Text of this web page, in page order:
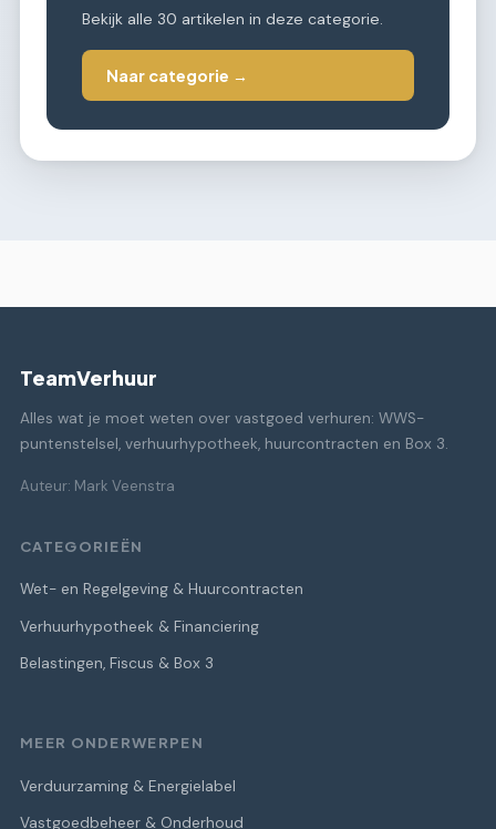
Bekijk alle 30 artikelen in deze categorie.
Naar categorie →
TeamVerhuur
Alles wat je moet weten over vastgoed verhuren: WWS-
puntenstelsel, verhuurhypotheek, huurcontracten en Box 3.
Auteur: Mark Veenstra
CATEGORIEËN
Wet- en Regelgeving & Huurcontracten
Verhuurhypotheek & Financiering
Belastingen, Fiscus & Box 3
MEER ONDERWERPEN
Verduurzaming & Energielabel
Vastgoedbeheer & Onderhoud